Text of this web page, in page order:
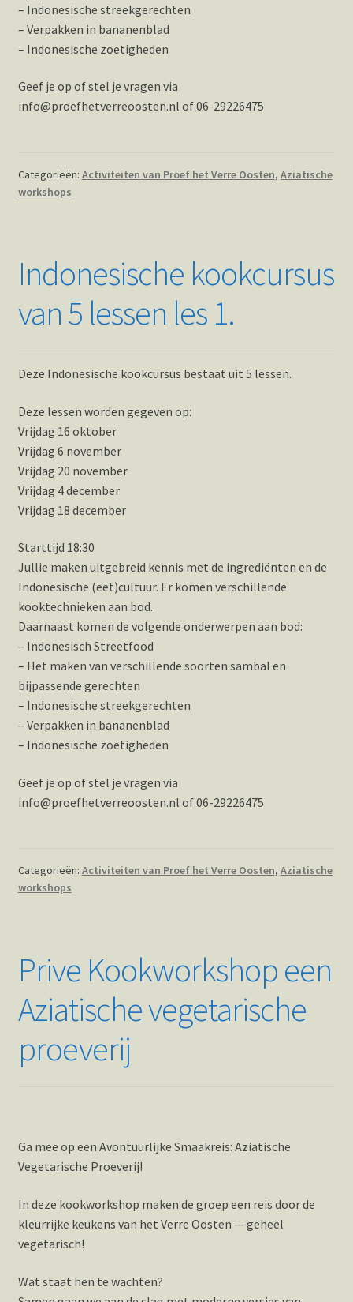
– Indonesische streekgerechten
– Verpakken in bananenblad
– Indonesische zoetigheden
Geef je op of stel je vragen via
info@proefhetverreoosten.nl of 06-29226475
Categorieën: Activiteiten van Proef het Verre Oosten, Aziatische
workshops
Indonesische kookcursus
van 5 lessen les 1.
Deze Indonesische kookcursus bestaat uit 5 lessen.
Deze lessen worden gegeven op:
Vrijdag 16 oktober
Vrijdag 6 november
Vrijdag 20 november
Vrijdag 4 december
Vrijdag 18 december
Starttijd 18:30
Jullie maken uitgebreid kennis met de ingrediënten en de
Indonesische (eet)cultuur. Er komen verschillende
kooktechnieken aan bod.
Daarnaast komen de volgende onderwerpen aan bod:
– Indonesisch Streetfood
– Het maken van verschillende soorten sambal en
bijpassende gerechten
– Indonesische streekgerechten
– Verpakken in bananenblad
– Indonesische zoetigheden
Geef je op of stel je vragen via
info@proefhetverreoosten.nl of 06-29226475
Categorieën: Activiteiten van Proef het Verre Oosten, Aziatische
workshops
Prive Kookworkshop een
Aziatische vegetarische
proeverij
Ga mee op een Avontuurlijke Smaakreis: Aziatische
Vegetarische Proeverij!
In deze kookworkshop maken de groep een reis door de
kleurrijke keukens van het Verre Oosten — geheel
vegetarisch!
Wat staat hen te wachten?